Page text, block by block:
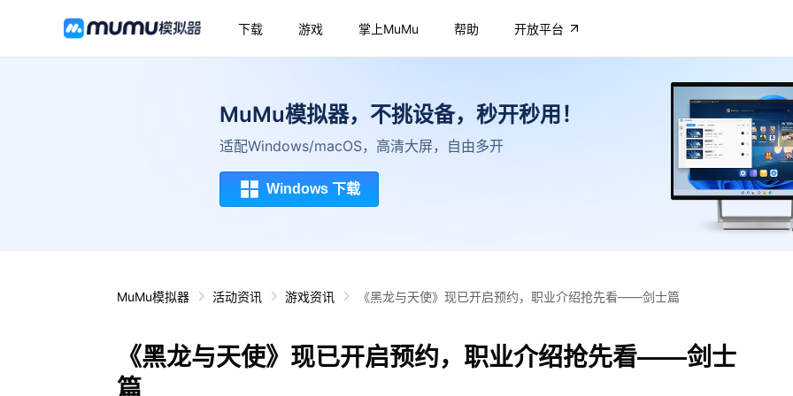
下载 游戏 掌上MuMu 帮助 开放平台
MuMu模拟器，不挑设备，秒开秒用！
适配Windows/macOS，高清大屏，自由多开
Windows 下载
MuMu模拟器 活动资讯 游戏资讯 《黑龙与天使》现已开启预约，职业介绍抢先看——剑士篇
《黑龙与天使》现已开启预约，职业介绍抢先看——剑士
篇